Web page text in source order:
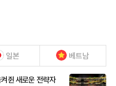
일본 베트남
쥔 새로운 전략자